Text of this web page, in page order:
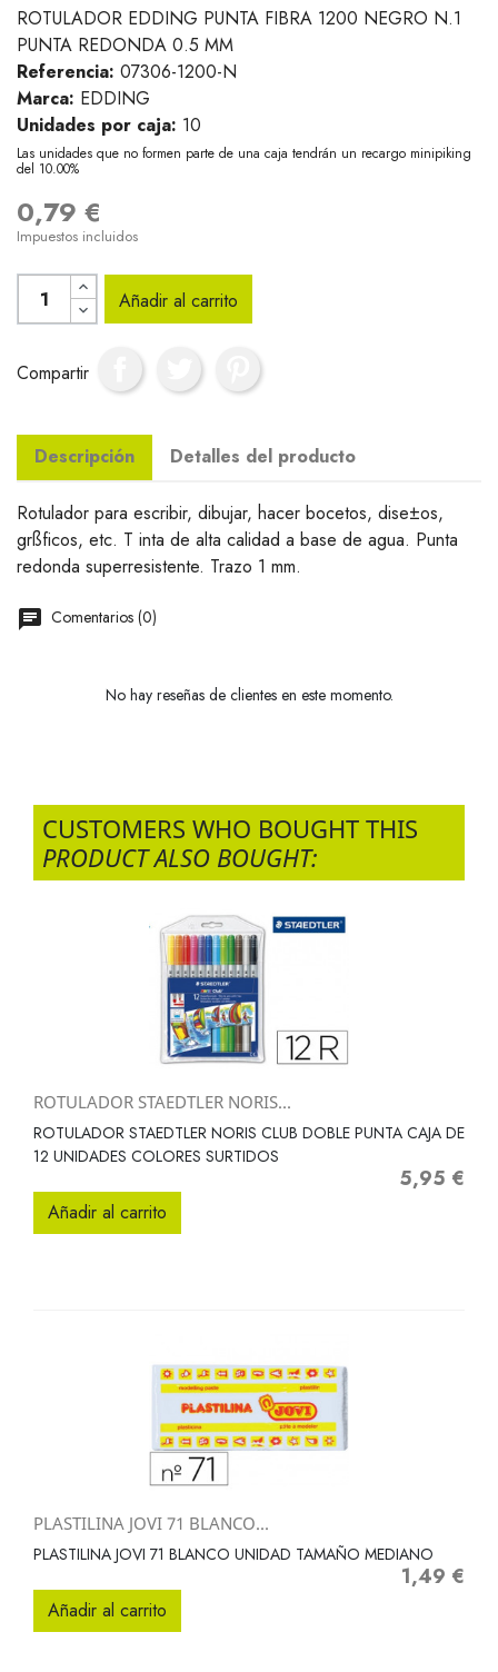
ROTULADOR EDDING PUNTA FIBRA 1200 NEGRO N.1
PUNTA REDONDA 0.5 MM
Referencia: 07306-1200-N
Marca: EDDING
Unidades por caja: 10
Las unidades que no formen parte de una caja tendrán un recargo minipiking
del 10.00%
0,79 €
Impuestos incluidos
Añadir al carrito
Compartir
Descripción Detalles del producto
Rotulador para escribir, dibujar, hacer bocetos, dise±os,
grßficos, etc. T inta de alta calidad a base de agua. Punta
redonda superresistente. Trazo 1 mm.
Comentarios (0)
No hay reseñas de clientes en este momento.
CUSTOMERS WHO BOUGHT THIS
PRODUCT ALSO BOUGHT:
ROTULADOR STAEDTLER NORIS...
ROTULADOR STAEDTLER NORIS CLUB DOBLE PUNTA CAJA DE
12 UNIDADES COLORES SURTIDOS
Precio
5,95 €
Añadir al carrito
PLASTILINA JOVI 71 BLANCO...
PLASTILINA JOVI 71 BLANCO UNIDAD TAMAÑO MEDIANO
Precio
1,49 €
Añadir al carrito